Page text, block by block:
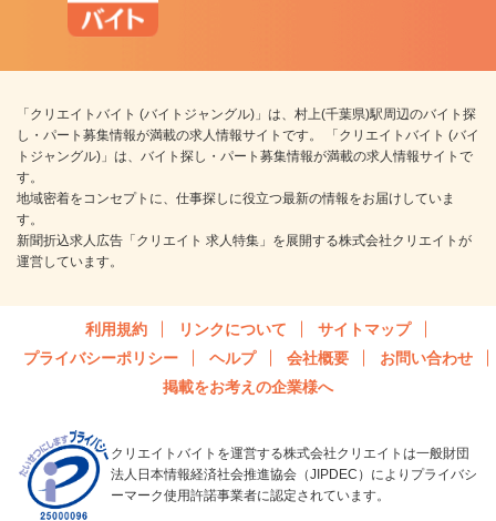
「クリエイトバイト (バイトジャングル)」は、村上(千葉県)駅周辺のバイト探
し・パート募集情報が満載の求人情報サイトです。 「クリエイトバイト (バイ
トジャングル)」は、バイト探し・パート募集情報が満載の求人情報サイトで
す。
地域密着をコンセプトに、仕事探しに役立つ最新の情報をお届けしていま
す。
新聞折込求人広告「クリエイト 求人特集」を展開する株式会社クリエイトが
運営しています。
利用規約 リンクについて
サイトマップ
プライバシーポリシー
ヘルプ 会社概要
お問い合わせ
掲載をお考えの企業様へ
クリエイトバイトを運営する株式会社クリエイトは一般財団
法人日本情報経済社会推進協会（JIPDEC）によりプライバシ
ーマーク使用許諾事業者に認定されています。